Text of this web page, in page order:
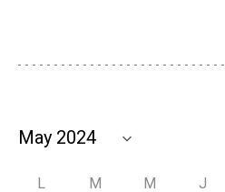
L M M J